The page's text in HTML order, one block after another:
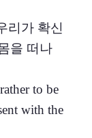
리가 확신
을 떠나
to be
with the